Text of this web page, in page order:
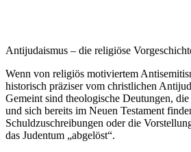
Antijudaismus – die religiöse
Wenn von religiös motiviertem
historisch präziser vom christlichen
Gemeint sind theologische Deutungen,
und sich bereits im Neuen Testament
Schuldzuschreibungen oder die
das Judentum „abgelöst“.